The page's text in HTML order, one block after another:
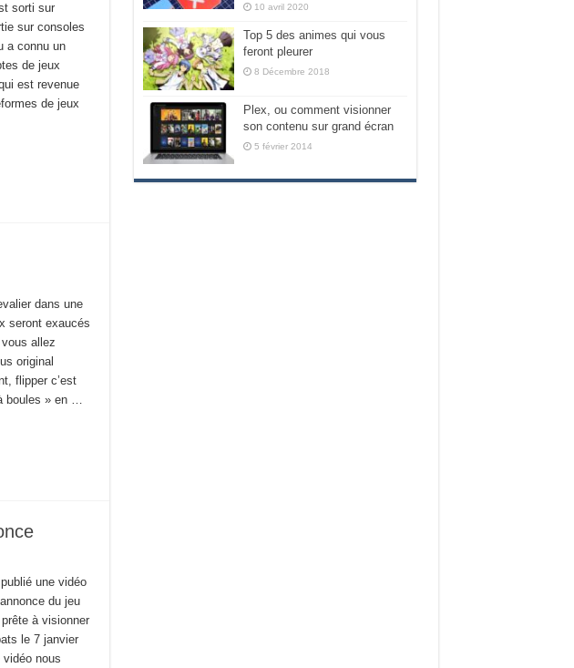
sorti sur
sur consoles
a connu un
de jeux
est revenue
de jeux
dans une
seront exaucés
allez
original
flipper c’est
boules » en …
une vidéo
du jeu
à visionner
le 7 janvier
nous
10 avril 2020
Top 5 des animes qui vous
feront pleurer
8 Décembre 2018
Plex, ou comment visionner
son contenu sur grand écran
5 février 2014